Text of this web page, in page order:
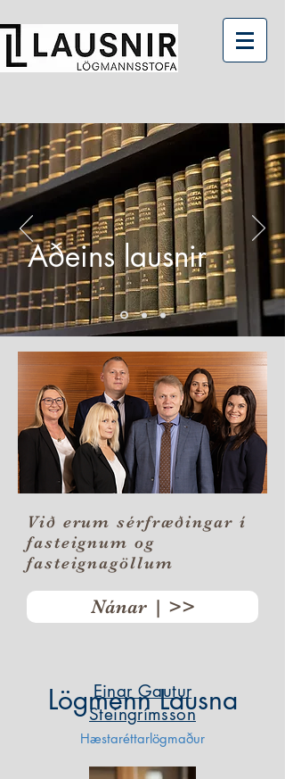
Aðeins lausnir
Við erum sérfræðingar í
fasteignum og
fasteignagöllum
Nánar | >>
Einar Gautur
Steingrímsson
Hæstaréttarlögmaður
Lögmenn Lausna